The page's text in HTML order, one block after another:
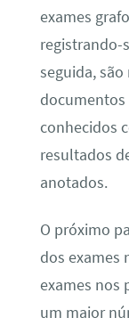
exames
registrando-
seguida,
documentos
conhecidos
resultados
anotados.
O próximo
dos exames
exames nos
um maior